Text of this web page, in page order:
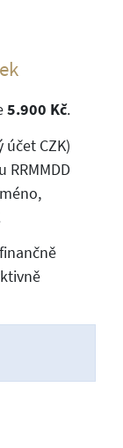
5.900 Kč.
CZK)